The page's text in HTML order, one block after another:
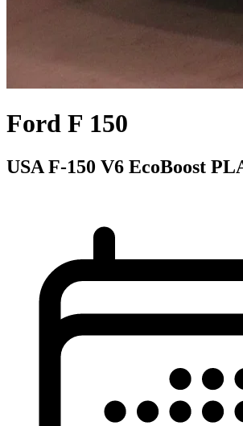
Ford F 150
USA F-150 V6 EcoBoost